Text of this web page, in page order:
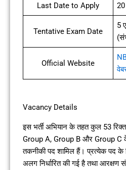
Last Date to Apply
Tentative Exam Date
5
Official Website
Vacancy Details
इस भर्ती अभियान के तहत कुल 53
Group A, Group B और Group C
तकनीकी पद शामिल हैं। प्रत्येक पद के
अलग निर्धारित की गई है तथा आरक्षण